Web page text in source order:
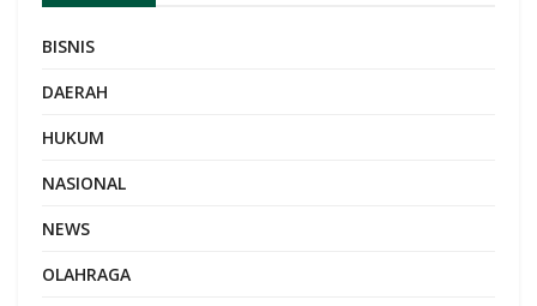
BISNIS
DAERAH
HUKUM
NASIONAL
NEWS
OLAHRAGA